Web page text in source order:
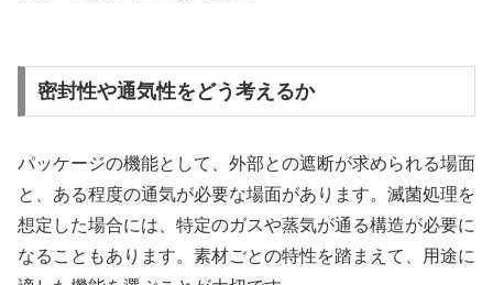
密封性や通気性をどう考えるか
パッケージの機能として、外部との遮断が求められる場面
と、ある程度の通気が必要な場面があります。滅菌処理を
想定した場合には、特定のガスや蒸気が通る構造が必要に
なることもあります。素材ごとの特性を踏まえて、用途に